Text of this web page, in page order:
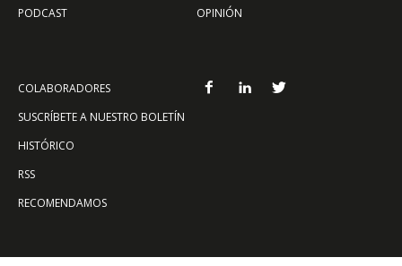
PODCAST
OPINIÓN
COLABORADORES
SUSCRÍBETE A NUESTRO BOLETÍN
HISTÓRICO
RSS
RECOMENDAMOS